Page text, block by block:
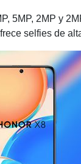
5MP, 2MP y
selfies de